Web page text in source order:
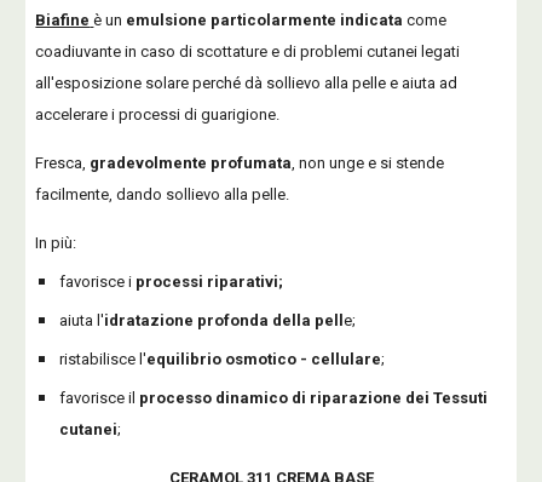
Biafine è un emulsione particolarmente indicata come
coadiuvante in caso di scottature e di problemi cutanei legati
all'esposizione solare perché dà sollievo alla pelle e aiuta ad
accelerare i processi di guarigione.
Fresca, gradevolmente profumata, non unge e si stende
facilmente, dando sollievo alla pelle.
In più:
favorisce i processi riparativi;
aiuta l'idratazione profonda della pelle;
ristabilisce l'equilibrio osmotico - cellulare;
favorisce il processo dinamico di riparazione dei Tessuti
cutanei;
CERAMOL 311 CREMA BASE